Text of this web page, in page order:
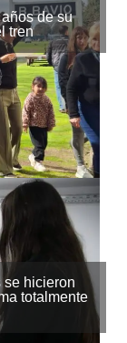
de su
tren
se hicieron
totalmente